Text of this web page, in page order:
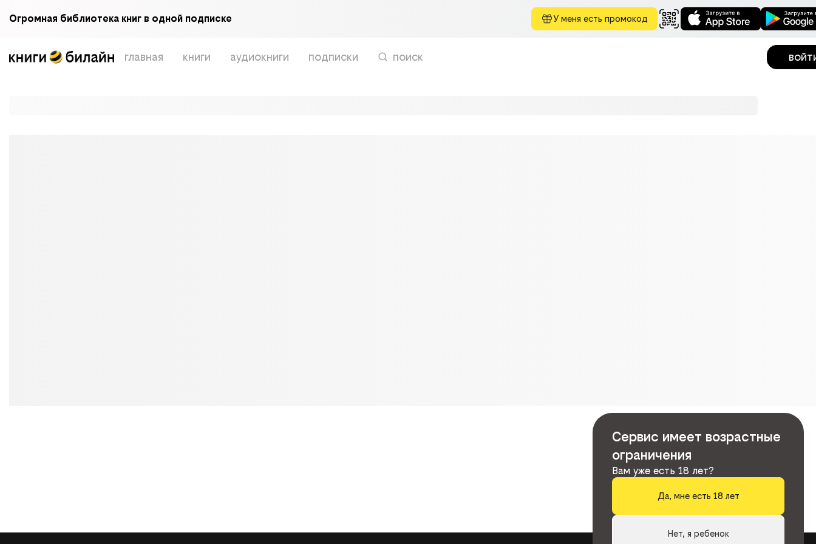
Огромная библиотека книг в одной подписке У меня есть промокод
главная книги аудиокниги подписки поиск
Сервис имеет возрастные
ограничения
Вам уже есть 18 лет?
Да, мне есть 18 лет
Нет, я ребенок